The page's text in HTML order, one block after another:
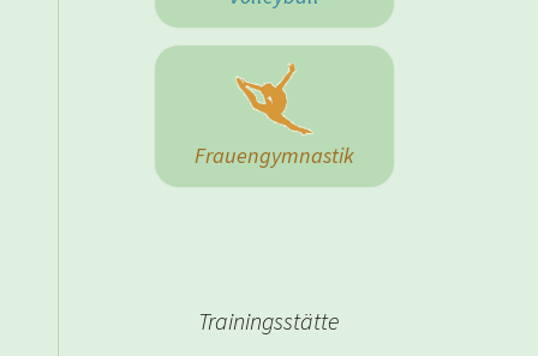
Frauengymnastik
Trainingsstätte